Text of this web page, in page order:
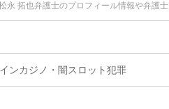
永 拓也弁護士のプロフィール情報や弁
に相談したい』『賭博罪・オンライン
倍野区内の弁護士に相談予約したい』など
ンカジノ・闇スロット犯罪